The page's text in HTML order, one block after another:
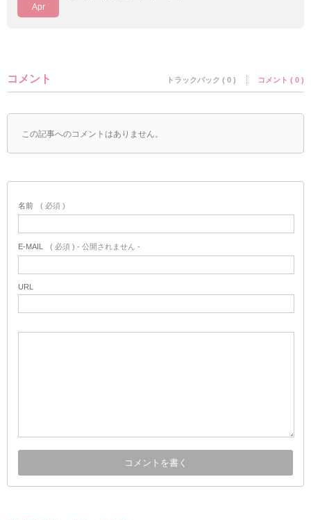
Apr
コメント トラックバック ( 0 ) コメント ( 0 )
この記事へのコメントはありません。
名前 ( 必須 )
E-MAIL ( 必須 ) - 公開されません -
URL